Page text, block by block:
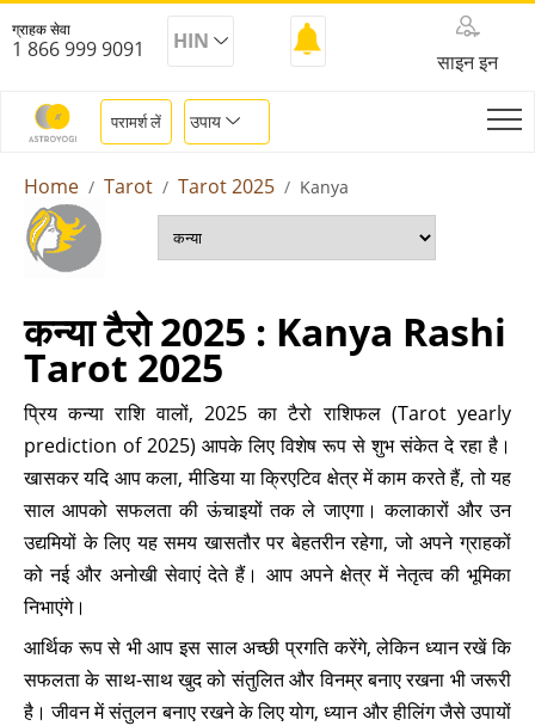
ग्राहक सेवा
1 866 999 9091
HIN
साइन इन
परामर्श लें उपाय
Home Tarot Tarot 2025 Kanya
कन्या टैरो 2025 : Kanya Rashi
Tarot 2025
प्रिय कन्या राशि वालों, 2025 का टैरो राशिफल (Tarot yearly
prediction of 2025) आपके लिए विशेष रूप से शुभ संकेत दे रहा है।
खासकर यदि आप कला, मीडिया या क्रिएटिव क्षेत्र में काम करते हैं, तो यह
साल आपको सफलता की ऊंचाइयों तक ले जाएगा। कलाकारों और उन
उद्यमियों के लिए यह समय खासतौर पर बेहतरीन रहेगा, जो अपने ग्राहकों
को नई और अनोखी सेवाएं देते हैं। आप अपने क्षेत्र में नेतृत्व की भूमिका
निभाएंगे।
आर्थिक रूप से भी आप इस साल अच्छी प्रगति करेंगे, लेकिन ध्यान रखें कि
सफलता के साथ-साथ खुद को संतुलित और विनम्र बनाए रखना भी जरूरी
है। जीवन में संतुलन बनाए रखने के लिए योग, ध्यान और हीलिंग जैसे उपायों